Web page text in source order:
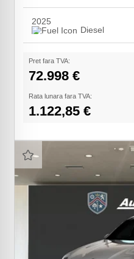
2025
Diesel
Pret fara TVA:
72.998 €
Rata lunara fara TVA:
1.122,85 €